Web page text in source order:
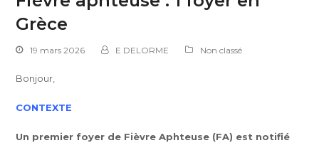
Grèce
19 mars 2026 E DELORME Non classé
Bonjour,
CONTEXTE
Un premier foyer de Fièvre Aphteuse (FA) est notifié